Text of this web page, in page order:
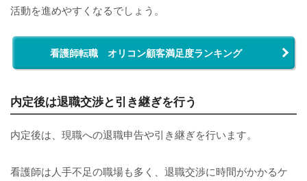
活動を進めやすくなるでしょう。
看護師転職 オリコン顧客満足度ランキング
内定後は退職交渉と引き継ぎを行う
内定後は、現職への退職申告や引き継ぎを行います。
看護師は人手不足の職場も多く、退職交渉に時間がかかるケ